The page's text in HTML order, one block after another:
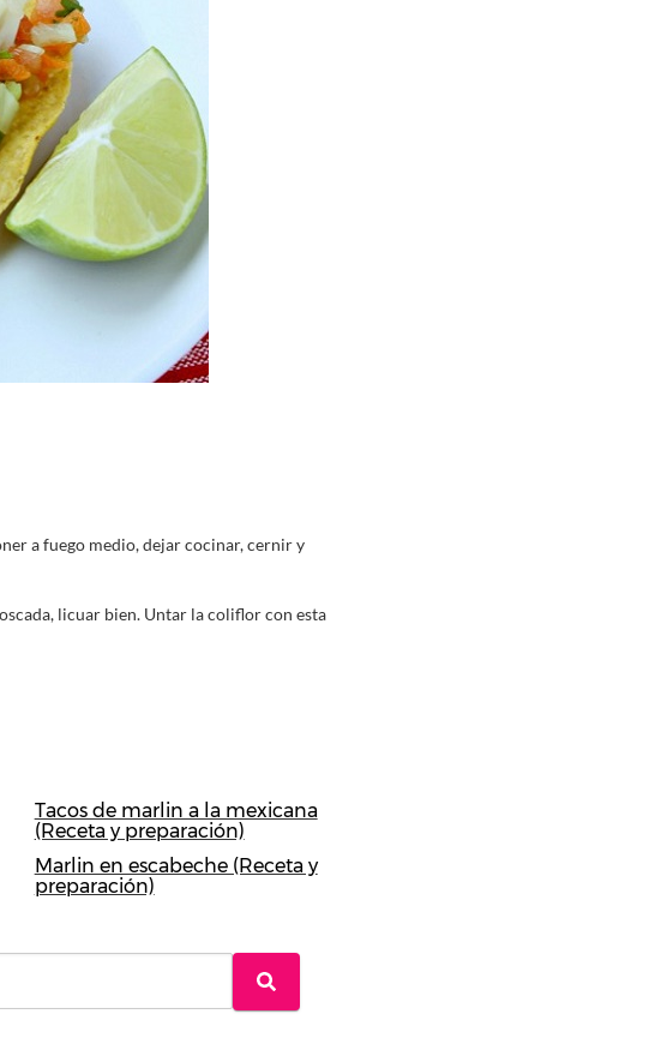
a fuego medio, dejar cocinar, cernir y
licuar bien. Untar la coliflor con esta
Tacos de marlin a la mexicana
(Receta y preparación)
Marlin en escabeche (Receta y
preparación)